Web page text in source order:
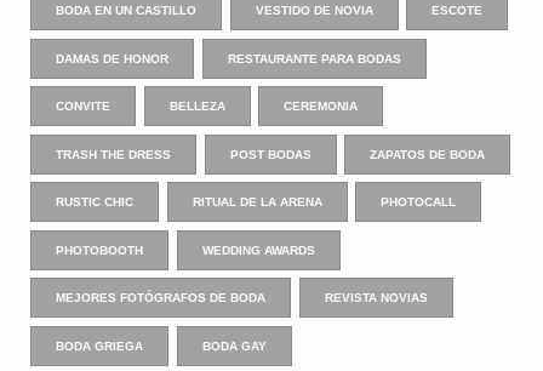
BODA EN UN CASTILLO VESTIDO DE NOVIA ESCOTE
DAMAS DE HONOR RESTAURANTE PARA BODAS
CONVITE BELLEZA CEREMONIA
TRASH THE DRESS POST BODAS ZAPATOS DE BODA
RUSTIC CHIC RITUAL DE LA ARENA PHOTOCALL
PHOTOBOOTH WEDDING AWARDS
MEJORES FOTÓGRAFOS DE BODA REVISTA NOVIAS
BODA GRIEGA BODA GAY